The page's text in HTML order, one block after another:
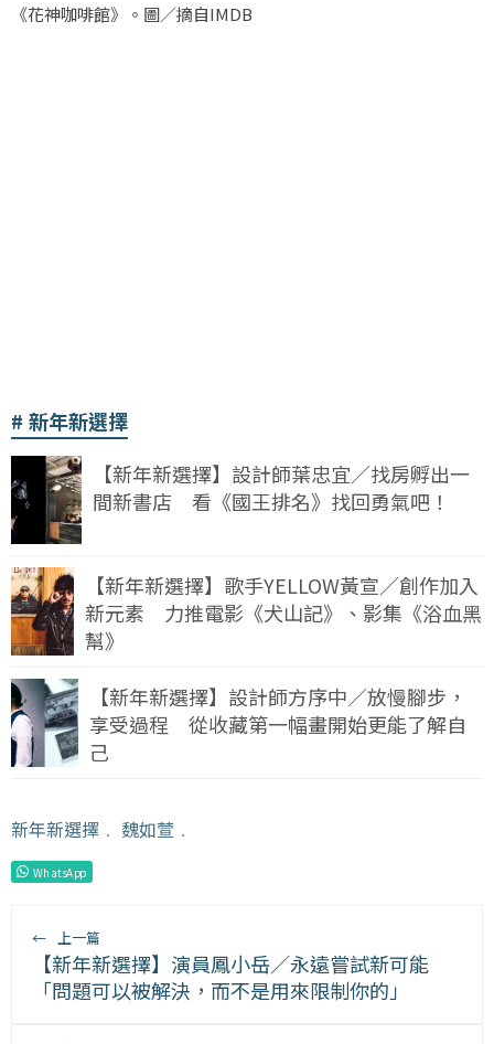
《花神咖啡館》。圖／摘自IMDB
新年新選擇
【新年新選擇】設計師葉忠宜／找房孵出一
間新書店 看《國王排名》找回勇氣吧！
【新年新選擇】歌手YELLOW黃宣／創作加入
新元素 力推電影《犬山記》、影集《浴血黑
幫》
【新年新選擇】設計師方序中／放慢腳步，
享受過程 從收藏第一幅畫開始更能了解自
己
新年新選擇 ﹒ 魏如萱 ﹒
WhatsApp
← 上一篇
【新年新選擇】演員鳳小岳／永遠嘗試新可能
「問題可以被解決，而不是用來限制你的」